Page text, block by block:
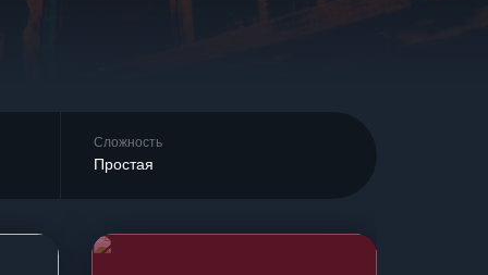
Сложность
Простая